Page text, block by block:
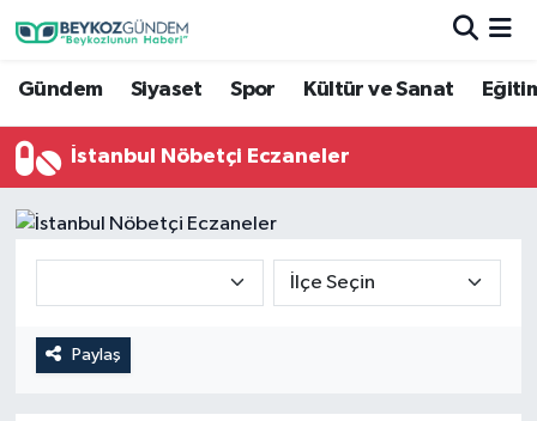
Gündem Siyaset Spor Kültür ve Sanat
İstanbul Nöbetçi Eczaneler
Paylaş
Hava Durumu
Trafik Durumu
Süper Lig Puan Durumu ve Fikstür
Son Dakika Haberleri